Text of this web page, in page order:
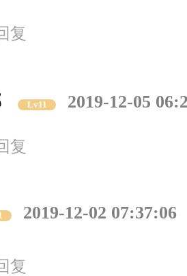
复
Lv11 2019-12-05
复
2019-12-02 07:37:06
复